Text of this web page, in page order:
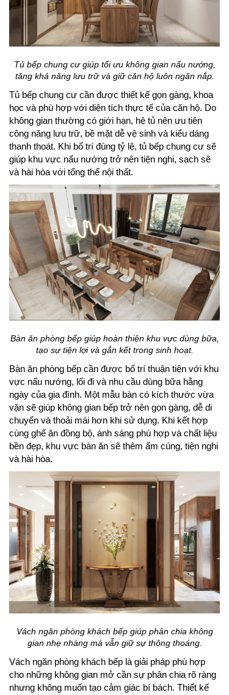
Tủ bếp chung cư giúp tối ưu không gian nấu nướng,
tăng khả năng lưu trữ và giữ căn hộ luôn ngăn nắp.
Tủ bếp chung cư cần được thiết kế gọn gàng, khoa
học và phù hợp với diện tích thực tế của căn hộ. Do
không gian thường có giới hạn, hệ tủ nên ưu tiên
công năng lưu trữ, bề mặt dễ vệ sinh và kiểu dáng
thanh thoát. Khi bố trí đúng tỷ lệ, tủ bếp chung cư sẽ
giúp khu vực nấu nướng trở nên tiện nghi, sạch sẽ
và hài hòa với tổng thể nội thất.
Bàn ăn phòng bếp giúp hoàn thiện khu vực dùng bữa,
tạo sự tiện lợi và gắn kết trong sinh hoạt.
Bàn ăn phòng bếp cần được bố trí thuận tiện với khu
vực nấu nướng, lối đi và nhu cầu dùng bữa hằng
ngày của gia đình. Một mẫu bàn có kích thước vừa
vặn sẽ giúp không gian bếp trở nên gọn gàng, dễ di
chuyển và thoải mái hơn khi sử dụng. Khi kết hợp
cùng ghế ăn đồng bộ, ánh sáng phù hợp và chất liệu
bền đẹp, khu vực bàn ăn sẽ thêm ấm cúng, tiện nghi
và hài hòa.
Vách ngăn phòng khách bếp giúp phân chia không
gian nhẹ nhàng mà vẫn giữ sự thông thoáng.
Vách ngăn phòng khách bếp là giải pháp phù hợp
cho những không gian mở cần sự phân chia rõ ràng
nhưng không muốn tạo cảm giác bí bách. Thiết kế